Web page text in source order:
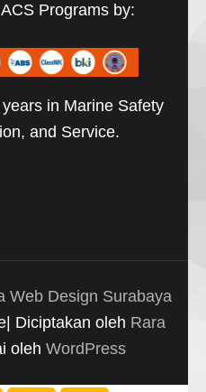
Programs by:
in Marine Safety
and Service.
Web Design Surabaya
Diciptakan oleh Rara
oleh WordPress